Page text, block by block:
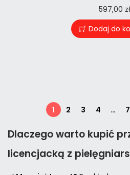
597,00 zł
Dodaj do
1 2 3 4 … 7
Dlaczego warto kupić
licencjacką z